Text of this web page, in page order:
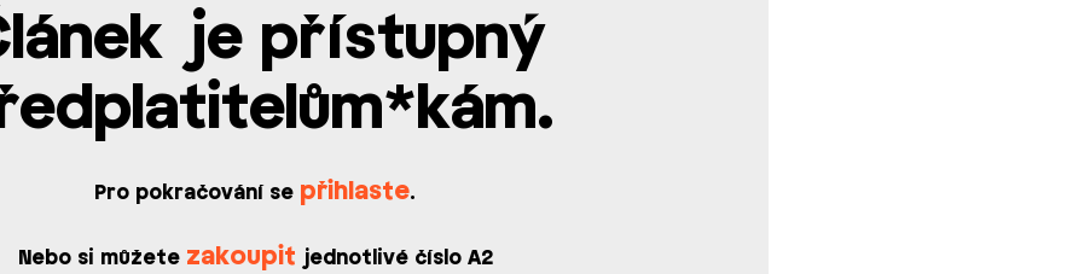
je přístupný
Pro pokračování se přihlaste.
Nebo si můžete zakoupit jednotlivé číslo A2